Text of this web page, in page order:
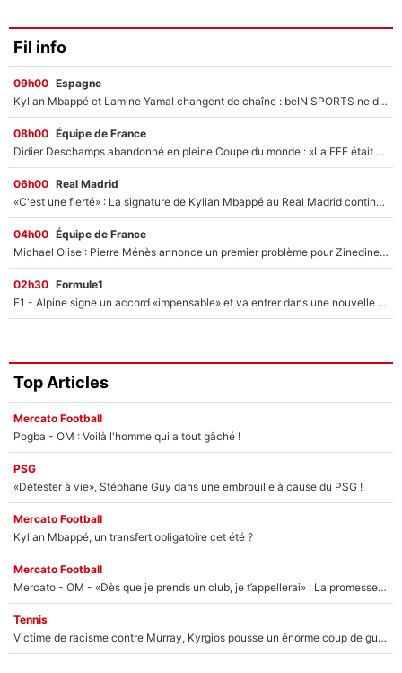
Fil info
09h00 Espagne
Kylian Mbappé et Lamine Yamal changent de chaîne : beIN SPORTS ne digère pas cette décision historique et prédit un fiasco pour la Liga
08h00 Équipe de France
Didier Deschamps abandonné en pleine Coupe du monde : «La FFF était déjà passée à Zinedine Zidane»
06h00 Real Madrid
«C'est une fierté» : La signature de Kylian Mbappé au Real Madrid continue de régaler l'Espagne
04h00 Équipe de France
Michael Olise : Pierre Ménès annonce un premier problème pour Zinedine Zidane en équipe de France
02h30 Formule1
F1 - Alpine signe un accord «impensable» et va entrer dans une nouvelle dimension : Grande nouvelle pour Pierre Gasly !
Top Articles
Mercato Football
Pogba - OM : Voilà l'homme qui a tout gâché !
PSG
«Détester à vie», Stéphane Guy dans une embrouille à cause du PSG !
Mercato Football
Kylian Mbappé, un transfert obligatoire cet été ?
Mercato Football
Mercato - OM - «Dès que je prends un club, je t’appellerai» : La promesse de Marcelino au moment de claquer la porte
Tennis
Victime de racisme contre Murray, Kyrgios pousse un énorme coup de gueule !